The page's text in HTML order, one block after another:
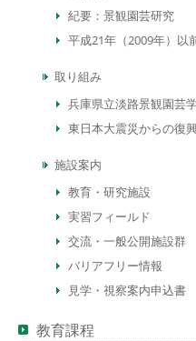
紀要：景観園芸研究
平成21年（2009年）以
取り組み
兵庫県立淡路景観園芸
東日本大震災からの復
施設案内
教育・研究施設
実習フィールド
交流・一般公開施設群
バリアフリー情報
見学・視察案内申込書
教育課程